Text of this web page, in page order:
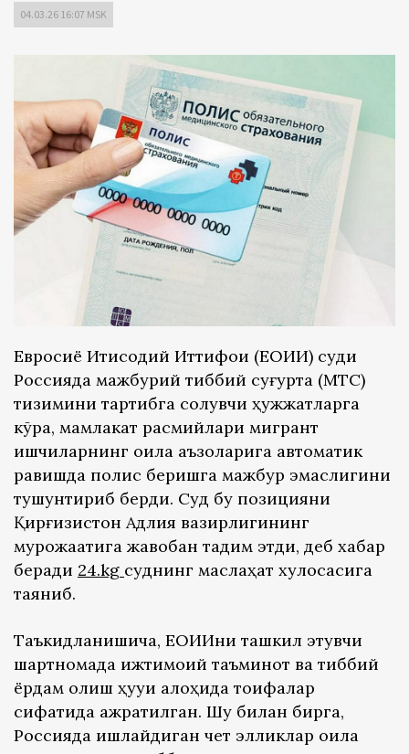
04.03.26 16:07 MSK
Евросиё Иқтисодий Иттифоқи (ЕОИИ) суди
Россияда мажбурий тиббий суғурта (МТС)
тизимини тартибга солувчи ҳужжатларга
кўра, мамлакат расмийлари мигрант
ишчиларнинг оила аъзоларига автоматик
равишда полис беришга мажбур эмаслигини
тушунтириб берди. Суд бу позицияни
Қирғизистон Адлия вазирлигининг
мурожаатига жавобан тақдим этди, деб хабар
беради 24.kg суднинг маслаҳат хулосасига
таяниб.
Таъкидланишича, ЕОИИни ташкил этувчи
шартномада ижтимоий таъминот ва тиббий
ёрдам олиш ҳуқуқи алоҳида тоифалар
сифатида ажратилган. Шу билан бирга,
Россияда ишлайдиган чет элликлар оила